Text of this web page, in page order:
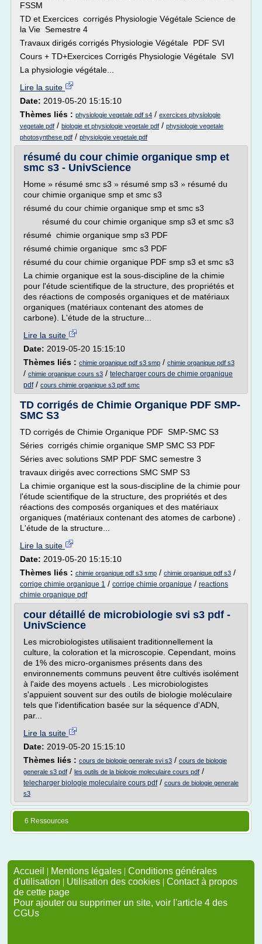
FSSM
TD et Exercices corrigés Physiologie Végétale Science de
la Vie Semestre 4
Travaux dirigés corrigés Physiologie Végétale PDF SVI
Cours + TD+Exercices Corrigés Physiologie Végétale SVI
La physiologie végétale...
Lire la suite
Date: 2019-05-20 15:15:10
Thèmes liés : physiologie vegetale pdf s4 / exercices physiologie
vegetale pdf / biologie et physiologie vegetale pdf / physiologie vegetale
photosynthese pdf / physiologie vegetale pdf
résumé du cour chimie organique smp et
smc s3 - UnivScience
Home » résumé smc s3 » résumé smp s3 » résumé du
cour chimie organique smp et smc s3
résumé du cour chimie organique smp et smc s3
résumé du cour chimie organique smp s3 et smc s3
résumé chimie organique smp s3 PDF
résumé chimie organique smc s3 PDF
résumé du cour chimie organique PDF smp s3 et smc s3
La chimie organique est la sous-discipline de la chimie
pour l'étude scientifique de la structure, des propriétés et
des réactions de composés organiques et de matériaux
organiques (matériaux contenant des atomes de
carbone). L'étude de la structure...
Lire la suite
Date: 2019-05-20 15:15:10
Thèmes liés : chimie organique pdf s3 smp / chimie organique pdf s3
/ chimie organique cours s3 / telecharger cours de chimie organique
pdf/ cours chimie organique s3 pdf smc
TD corrigés de Chimie Organique PDF SMP-
SMC S3
TD corrigés de Chimie Organique PDF SMP-SMC S3
Séries corrigés chimie organique SMP SMC S3 PDF
Séries avec solutions SMP PDF SMC semestre 3
travaux dirigés avec corrections SMC SMP S3
La chimie organique est la sous-discipline de la chimie pour
l'étude scientifique de la structure, des propriétés et des
réactions des composés organiques et des matériaux
organiques (matériaux contenant des atomes de carbone) .
L'étude de la structure...
Lire la suite
Date: 2019-05-20 15:15:10
Thèmes liés : chimie organique pdf s3 smp / chimie organique pdf s3 /
corrige chimie organique 1 / corrige chimie organique / reactions
chimie organique pdf
cour détaillé de microbiologie svi s3 pdf -
UnivScience
Les microbiologistes utilisaient traditionnellement la
culture, la coloration et la microscopie. Cependant, moins
de 1% des micro-organismes présents dans des
environnements communs peuvent être cultivés isolément
à l'aide des moyens actuels . Les microbiologistes
s'appuient souvent sur des outils de biologie moléculaire
tels que l'identification basée sur la séquence d'ADN,
par...
Lire la suite
Date: 2019-05-20 15:15:10
Thèmes liés : cours de biologie generale svi s3 / cours de biologie
generale s3 pdf / les outils de la biologie moleculaire cours pdf /
telecharger biologie moleculaire cours pdf/ cours de biologie generale
s3
6 Ressources
Accueil | Mentions légales | Conditions générales
d'utilisation | Utilisation des cookies | Contact à propos
de cette page
Pour ajouter ou supprimer un site, voir l'article 4 des
CGUs